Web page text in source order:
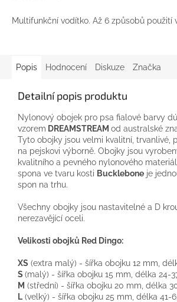
Multifunkční vodítko. Až 6 způsobů použití
Popis Hodnocení Diskuze Značka
Detailní popis produktu
Nylonový obojek pro psa fialové barvy
vzorem DREAMSTREAM od australské
Tyto obojky jsou velmi kvalitní, trvanlivé ,
na pejskovi výborně. Obojky jsou
kvalitního a pevného nylonového
spona ve tvaru kosti Bucklebone je
spon na trhu.
Všechny obojky jsou nastavitelné a D
nerezavějící oceli.
Velikosti obojků Red Dingo:
XS (extra malý) - šířka obojku 12 mm ,
S (malý) - šířka obojku 15 mm , délka 24-
M (střední) - šířka obojku 20 mm , délka
L (velký) - šířka obojku 25 mm , délka 41-